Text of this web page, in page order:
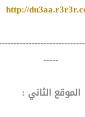
http://
-----
الموقع الثاني :